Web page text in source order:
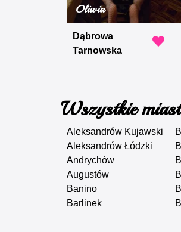
Oliwia
Dąbrowa
Tarnowska
Wszystkie
Aleksandrów Kujawski
Aleksandrów Łódzki
Andrychów
Augustów
Banino
Barlinek